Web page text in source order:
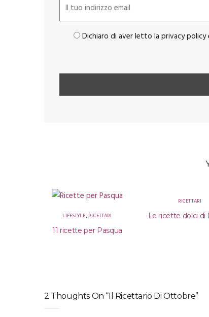
Dichiaro di aver letto la privacy
LIFESTYLE,RICETTARI
11 ricette per Pasqua
RICETTARI
Le ricette dolci di
2 Thoughts On “Il Ricettario Di Ottobre”